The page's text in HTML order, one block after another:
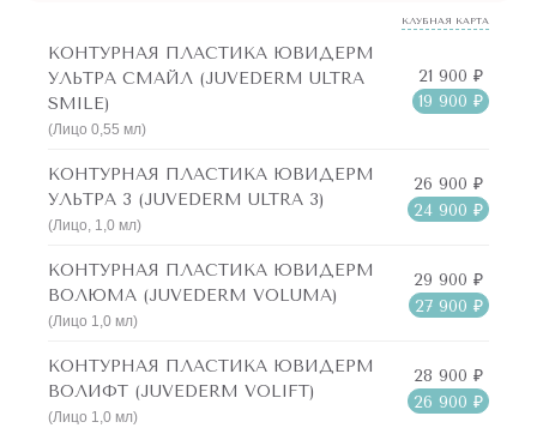
Клиника “Подружки” обладает большим опытом в области
контурной пластики, а наши профессиональные врачи-
косметологи заботятся не только о том, чтобы получить
шикарный эстетический результат, но и сделать процедуру
для вас максимально комфортной и безопасной!
КЛУБНАЯ КАРТА
КОНТУРНАЯ ПЛАСТИКА ЮВИДЕРМ
УЛЬТРА СМАЙЛ (JUVEDERM ULTRA
SMILE)
(Лицо 0,55 мл)
21 900 ₽
19 900 ₽
КОНТУРНАЯ ПЛАСТИКА ЮВИДЕРМ
УЛЬТРА 3 (JUVEDERM ULTRA 3)
(Лицо, 1,0 мл)
26 900 ₽
24 900 ₽
КОНТУРНАЯ ПЛАСТИКА ЮВИДЕРМ
ВОЛЮМА (JUVEDERM VOLUMA)
(Лицо 1,0 мл)
29 900 ₽
27 900 ₽
КОНТУРНАЯ ПЛАСТИКА ЮВИДЕРМ
ВОЛИФТ (JUVEDERM VOLIFT)
(Лицо 1,0 мл)
28 900 ₽
26 900 ₽